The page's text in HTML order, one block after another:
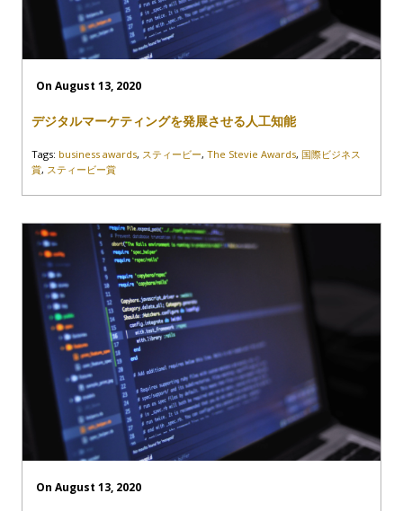
On August 13, 2020
デジタルマーケティングを発展させる人工知能
Tags: business awards, スティービー, The Stevie Awards, 国際ビジネス
賞, スティービー賞
On August 13, 2020